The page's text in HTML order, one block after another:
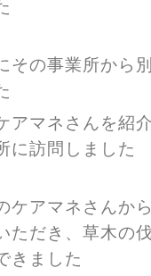
その事業所から
アマネさんを紹
に訪問しました
ケアマネさんか
ただき、草木の
きました